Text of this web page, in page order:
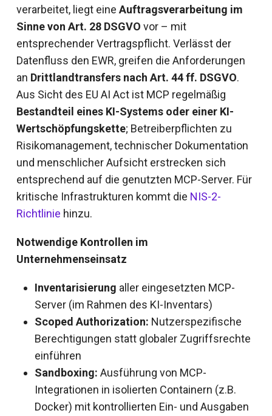
verarbeitet, liegt eine Auftragsverarbeitung im
Sinne von Art. 28 DSGVO vor – mit
entsprechender Vertragspflicht. Verlässt der
Datenfluss den EWR, greifen die Anforderungen
an Drittlandtransfers nach Art. 44 ff. DSGVO.
Aus Sicht des EU AI Act ist MCP regelmäßig
Bestandteil eines KI-Systems oder einer KI-
Wertschöpfungskette; Betreiberpflichten zu
Risikomanagement, technischer Dokumentation
und menschlicher Aufsicht erstrecken sich
entsprechend auf die genutzten MCP-Server. Für
kritische Infrastrukturen kommt die NIS-2-
Richtlinie hinzu.
Notwendige Kontrollen im
Unternehmenseinsatz
Inventarisierung aller eingesetzten MCP-
Server (im Rahmen des KI-Inventars)
Scoped Authorization: Nutzerspezifische
Berechtigungen statt globaler Zugriffsrechte
einführen
Sandboxing: Ausführung von MCP-
Integrationen in isolierten Containern (z.B.
Docker) mit kontrollierten Ein- und Ausgaben